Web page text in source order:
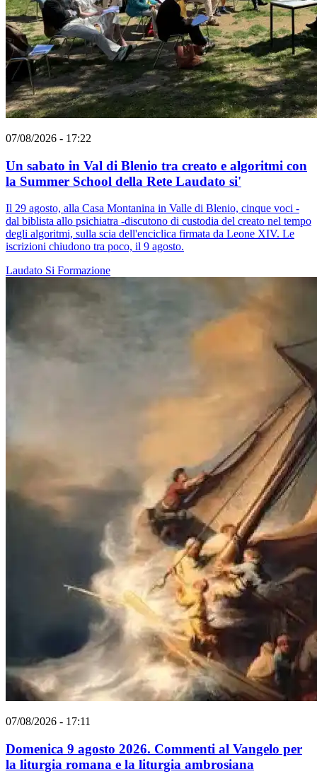
07/08/2026 - 17:22
Un sabato in Val di Blenio tra creato e algoritmi con
la Summer School della Rete Laudato si'
Il 29 agosto, alla Casa Montanina in Valle di Blenio, cinque voci -
dal biblista allo psichiatra -discutono di custodia del creato nel tempo
degli algoritmi, sulla scia dell'enciclica firmata da Leone XIV. Le
iscrizioni chiudono tra poco, il 9 agosto.
Laudato Si Formazione
07/08/2026 - 17:11
Domenica 9 agosto 2026. Commenti al Vangelo per
la liturgia romana e la liturgia ambrosiana